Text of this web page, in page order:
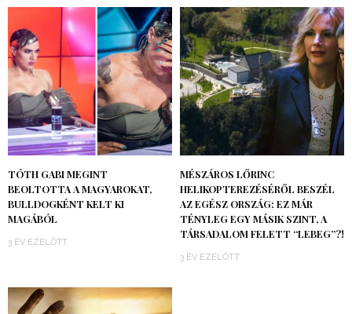
TÓTH GABI MEGINT
BEOLTOTTA A MAGYAROKAT,
BULLDOGKÉNT KELT KI
MAGÁBÓL
3 ÉV EZELŐTT
MÉSZÁROS LŐRINC
HELIKOPTEREZÉSÉRŐL BESZÉL
AZ EGÉSZ ORSZÁG: EZ MÁR
TÉNYLEG EGY MÁSIK SZINT, A
TÁRSADALOM FELETT “LEBEG”?!
3 ÉV EZELŐTT